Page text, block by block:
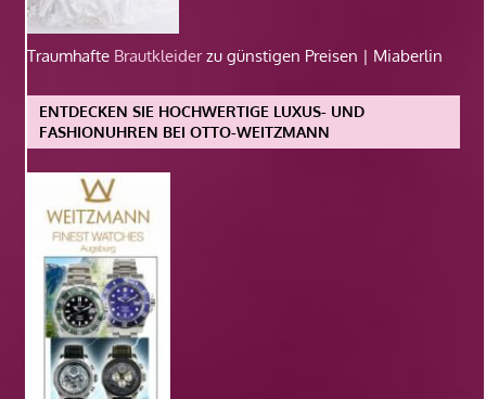
Traumhafte Brautkleiderzu günstigen Preisen | Miaberlin
ENTDECKEN SIE HOCHWERTIGE LUXUS- UND
FASHIONUHREN BEI OTTO-WEITZMANN